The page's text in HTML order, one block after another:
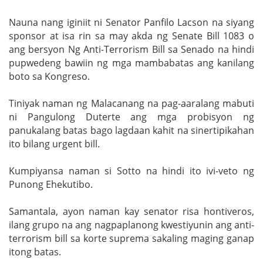
Nauna nang iginiit ni Senator Panfilo Lacson na siyang
sponsor at isa rin sa may akda ng Senate Bill 1083 o
ang bersyon Ng Anti-Terrorism Bill sa Senado na hindi
pupwedeng bawiin ng mga mambabatas ang kanilang
boto sa Kongreso.
Tiniyak naman ng Malacanang na pag-aaralang mabuti
ni Pangulong Duterte ang mga probisyon ng
panukalang batas bago lagdaan kahit na sinertipikahan
ito bilang urgent bill.
Kumpiyansa naman si Sotto na hindi ito ivi-veto ng
Punong Ehekutibo.
Samantala, ayon naman kay senator risa hontiveros,
ilang grupo na ang nagpaplanong kwestiyunin ang anti-
terrorism bill sa korte suprema sakaling maging ganap
itong batas.